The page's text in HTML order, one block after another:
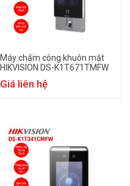
Máy chấm công khuôn mặt
HIKVISION DS-K1T671TMFW
Giá liên hệ